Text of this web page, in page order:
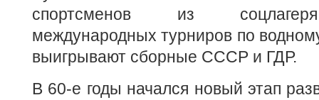
спортсменов из
международных турниров по
выигрывают сборные СССР и ГДР.
В 60-е годы начался новый этап